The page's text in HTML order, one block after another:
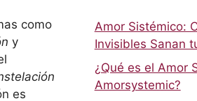
como
y
es
Amor Sistémico:
Invisibles Sanan
¿Qué es el Amor
Amorsystemic?